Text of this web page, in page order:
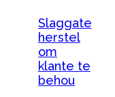
Slaggate
herstel
om
klante te
behou